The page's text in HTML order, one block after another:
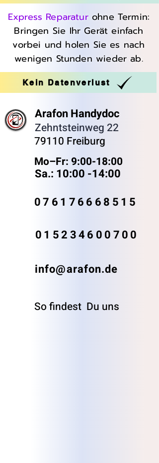
Express Reparaturohne Termin:
Bringen Sie Ihr Gerät einfach
vorbei und holen Sie es nach
wenigen Stunden wieder ab.
Kein Datenverlust
Arafon Handydoc
Zehntsteinweg 22
79110 Freiburg
Mo–Fr: 9:00-18:00 ​
Sa.: 10:00 -14:00
076176668515
015234600700
info@arafon.de
So findest Du uns